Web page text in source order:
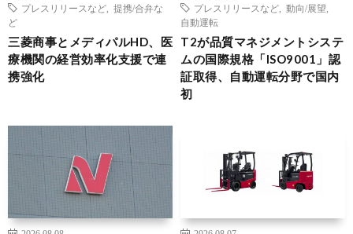
プレスリリースなど
提携/合弁な
ど
三菱商事とメディパルHD、医
療機関の経営効率化支援で連
携強化
プレスリリースなど
動向/展望
自動運転
T2が品質マネジメントシステ
ムの国際規格「ISO9001」認
証取得、自動運転分野で国内
初